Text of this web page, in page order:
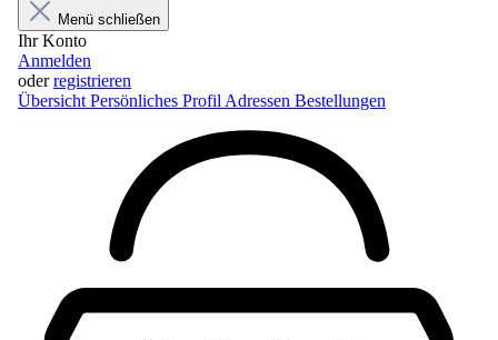
Menü schließen
Ihr Konto
Anmelden
oderregistrieren
Übersicht Persönliches Profil Adressen Bestellungen